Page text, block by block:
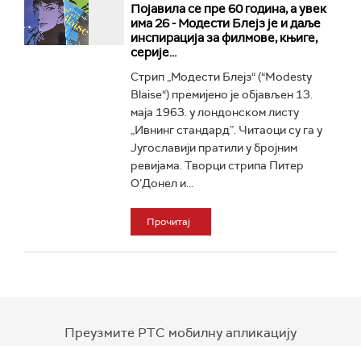
Појавила се пре 60 година, а увек
има 26 - Модести Блејз је и даље
инспирација за филмове, књиге,
серије...
Стрип „Модести Блејз“ (“Modesty
Blaise“) премијено je објављен 13.
маја 1963. у лондонском листу
„Ивнинг стандард”. Читаоци су га у
Југославији пратили у бројним
ревијама. Творци стрипа Питер
О’Донел и...
Прочитај
Преузмите РТС мобилну апликацију